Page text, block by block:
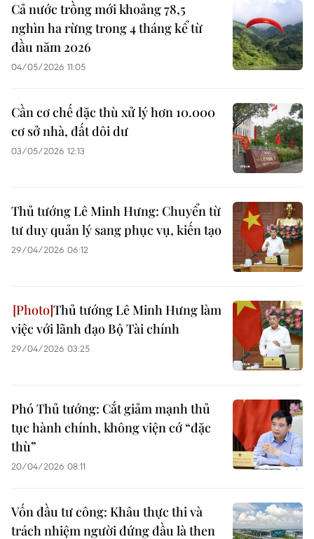
Cả nước trồng mới khoảng 78,5
nghìn ha rừng trong 4 tháng kể từ
đầu năm 2026
04/05/2026 11:05
Cần cơ chế đặc thù xử lý hơn 10.000
cơ sở nhà, đất dôi dư
03/05/2026 12:13
Thủ tướng Lê Minh Hưng: Chuyển từ
tư duy quản lý sang phục vụ, kiến tạo
29/04/2026 06:12
Thủ tướng Lê Minh Hưng làm
việc với lãnh đạo Bộ Tài chính
29/04/2026 03:25
Phó Thủ tướng: Cắt giảm mạnh thủ
tục hành chính, không viện cớ “đặc
thù”
20/04/2026 08:11
Vốn đầu tư công: Khâu thực thi và
trách nhiệm người đứng đầu là then